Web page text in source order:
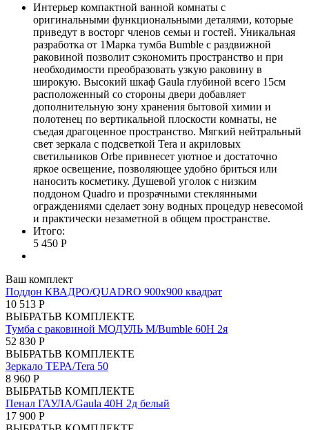
Интерьер компактной ванной комнаты с
оригинальными функциональными деталями, которые
приведут в восторг членов семьи и гостей. Уникальная
разработка от 1Марка тумба Bumble c раздвижной
раковиной позволит сэкономить пространство и при
необходимости преобразовать узкую раковину в
широкую. Высокий шкаф Gaula глубиной всего 15см
расположенный со стороны двери добавляет
дополнительную зону хранения бытовой химии и
полотенец по вертикальной плоскости комнаты, не
съедая драгоценное пространство. Мягкий нейтральный
свет зеркала с подcветкой Tera и акриловых
светильников Orbe привнесет уютное и достаточно
яркое освещение, позволяющее удобно бриться или
наносить косметику. Душевой уголок с низким
поддоном Quadro и прозрачными стеклянными
ограждениями сделает зону водных процедур невесомой
и практически незаметной в общем пространстве.
Итого:
5 450 Р
Ваш комплект
Поддон КВАДРО/QUADRO 900х900 квадрат
10 513 Р
ВЫБРАТЬВ КОМПЛЕКТЕ
Тумба с раковиной МОДУЛЬ М/Bumble 60Н 2я
52 830 Р
ВЫБРАТЬВ КОМПЛЕКТЕ
Зеркало ТЕРА/Tera 50
8 960 Р
ВЫБРАТЬВ КОМПЛЕКТЕ
Пенал ГАУЛА/Gaula 40Н 2д белый
17 900 Р